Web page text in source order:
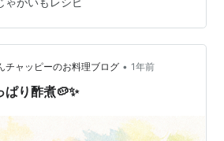
） 砂糖…ひとつまみ 塩・こしょ
やで！ ① じゃがいもは皮をむいて
わらか〜くなるまで茹でるで→ 茹で
いうちにマッシャーでつぶす！
チャッピーのお料理ブログ • 1年前
ぱり酢煮🥔✨